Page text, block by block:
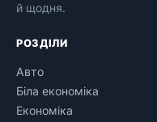
й щодня.
РОЗДІЛИ
Авто
Біла економіка
Економіка